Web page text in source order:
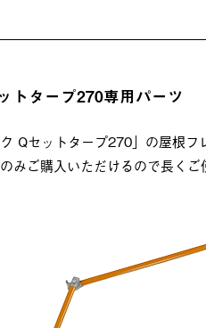
トタープ270専用パーツ
Qセットタープ270」の屋根フ
みご購入いただけるので長くご